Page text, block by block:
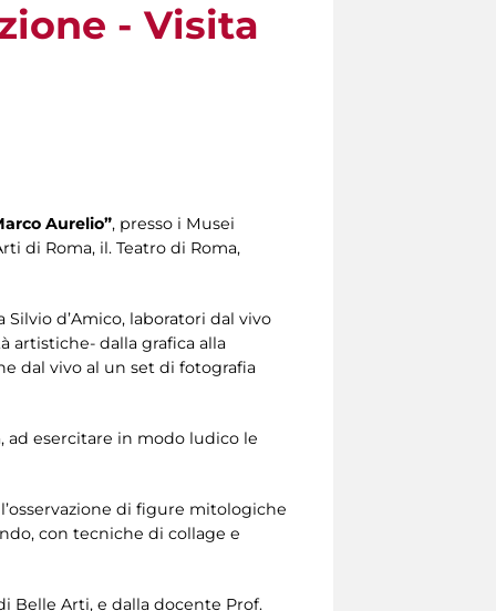
- Visita
Aurelio”, presso i Musei
di Roma, il. Teatro di Roma,
d’Amico, laboratori dal vivo
artistiche- dalla grafica alla
dal vivo al un set di fotografia
ad esercitare in modo ludico le
di figure mitologiche
con tecniche di collage e
Belle Arti, e dalla docente Prof.